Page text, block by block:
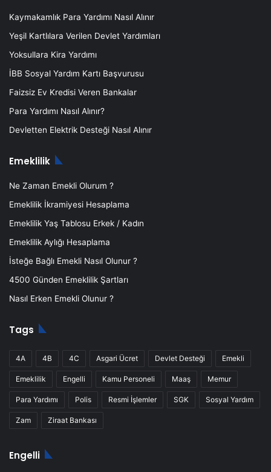
Kaymakamlık Para Yardımı Nasıl Alınır
Yeşil Kartlılara Verilen Devlet Yardımları
Yoksullara Kira Yardımı
İBB Sosyal Yardım Kartı Başvurusu
Faizsiz Ev Kredisi Veren Bankalar
Para Yardımı Nasıl Alınır?
Devletten Elektrik Desteği Nasıl Alınır
Emeklilik
Ne Zaman Emekli Olurum ?
Emeklilik İkramiyesi Hesaplama
Emeklilik Yaş Tablosu Erkek / Kadın
Emeklilik Aylığı Hesaplama
İsteğe Bağlı Emekli Nasıl Olunur ?
4500 Günden Emeklilik Şartları
Nasıl Erken Emekli Olunur ?
Tags
4A 4B 4C Asgari Ücret Devlet Desteği Emekli
Emeklilik Engelli Kamu Personeli Maaş Memur
Para Yardımı Polis Resmi İşlemler SGK Sosyal Yardım
Zam Ziraat Bankası
Engelli